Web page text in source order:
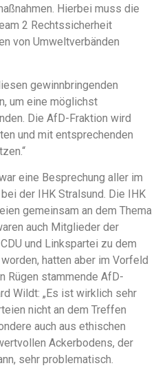
Hierbei muss die
2 Rechtssicherheit
von Umweltverbänden
gewinnbringenden
um eine möglichst
Die AfD-Fraktion wird
und mit entsprechenden
eine Besprechung aller im
der IHK Stralsund. Die IHK
gemeinsam an dem Thema
auch Mitglieder der
und Linkspartei zu dem
hatten aber im Vorfeld
Rügen stammende AfD-
Wildt: „Es ist wirklich sehr
nicht an dem Treffen
auch aus ethischen
Ackerbodens, der
sehr problematisch.